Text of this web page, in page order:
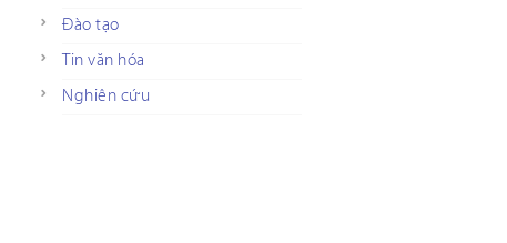
Đào tạo
Tin văn hóa
Nghiên cứu